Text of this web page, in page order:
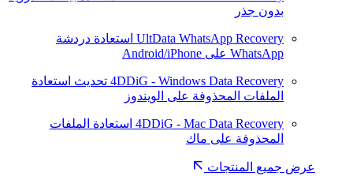
بدون جذر
UltData WhatsApp Recovery استعادة دردشة
WhatsApp على Android/iPhone
4DDiG - Windows Data Recovery تحديث استعادة
الملفات المحذوفة على الويندوز
4DDiG - Mac Data Recovery استعادة الملفات
المحذوفة على ماك
عرض جميع المنتجات